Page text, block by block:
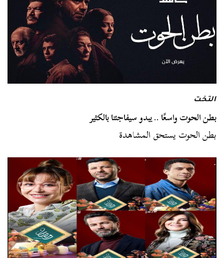
التخت
بطن الحوت واسعًا .. يبدو سيفاجئنا بالكثير
بطن الحوت يستحق المشاهدة